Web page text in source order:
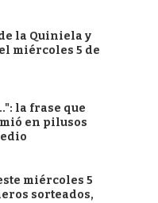
la Quiniela y
miércoles 5 de
la frase que
en pilusos
miércoles 5
sorteados,